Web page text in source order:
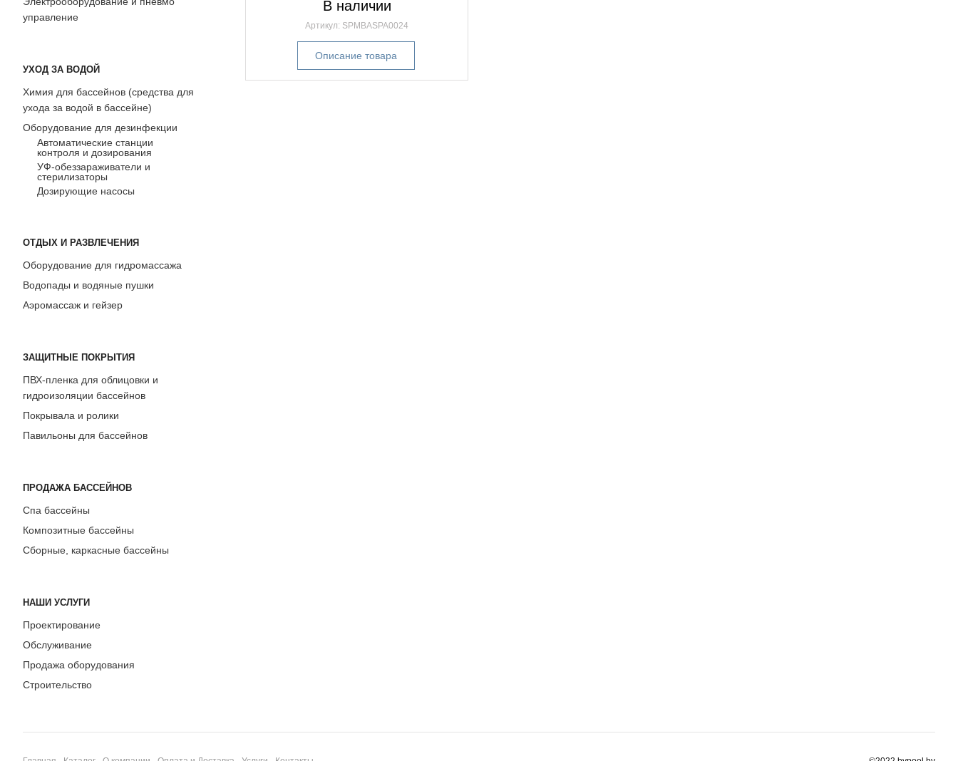
В наличии
Артикул: SPMBASPA0024
Описание товара
управление
УХОД ЗА ВОДОЙ
Химия для бассейнов (средства для
ухода за водой в бассейне)
Оборудование для дезинфекции
Автоматические станции
контроля и дозирования
УФ-обеззараживатели и
стерилизаторы
Дозирующие насосы
ОТДЫХ И РАЗВЛЕЧЕНИЯ
Оборудование для гидромассажа
Водопады и водяные пушки
Аэромассаж и гейзер
ЗАЩИТНЫЕ ПОКРЫТИЯ
ПВХ-пленка для облицовки и
гидроизоляции бассейнов
Покрывала и ролики
Павильоны для бассейнов
ПРОДАЖА БАССЕЙНОВ
Спа бассейны
Композитные бассейны
Сборные, каркасные бассейны
НАШИ УСЛУГИ
Проектирование
Обслуживание
Продажа оборудования
Строительство